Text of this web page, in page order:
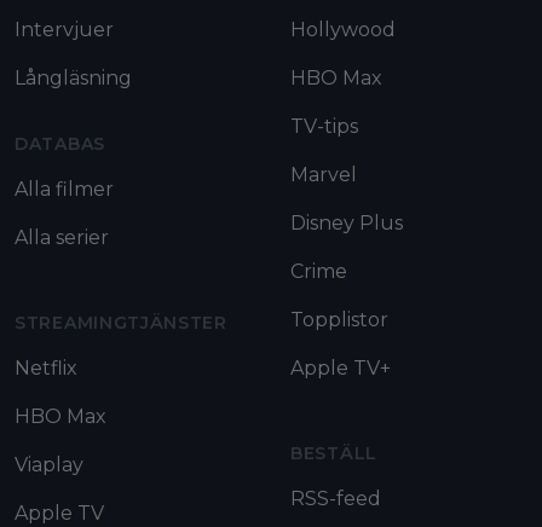
Intervjuer
Långläsning
DATABAS
Alla filmer
Alla serier
STREAMINGTJÄNSTER
Netflix
HBO Max
Viaplay
Apple TV
Hollywood
HBO Max
TV-tips
Marvel
Disney Plus
Crime
Topplistor
Apple TV+
BESTÄLL
RSS-feed